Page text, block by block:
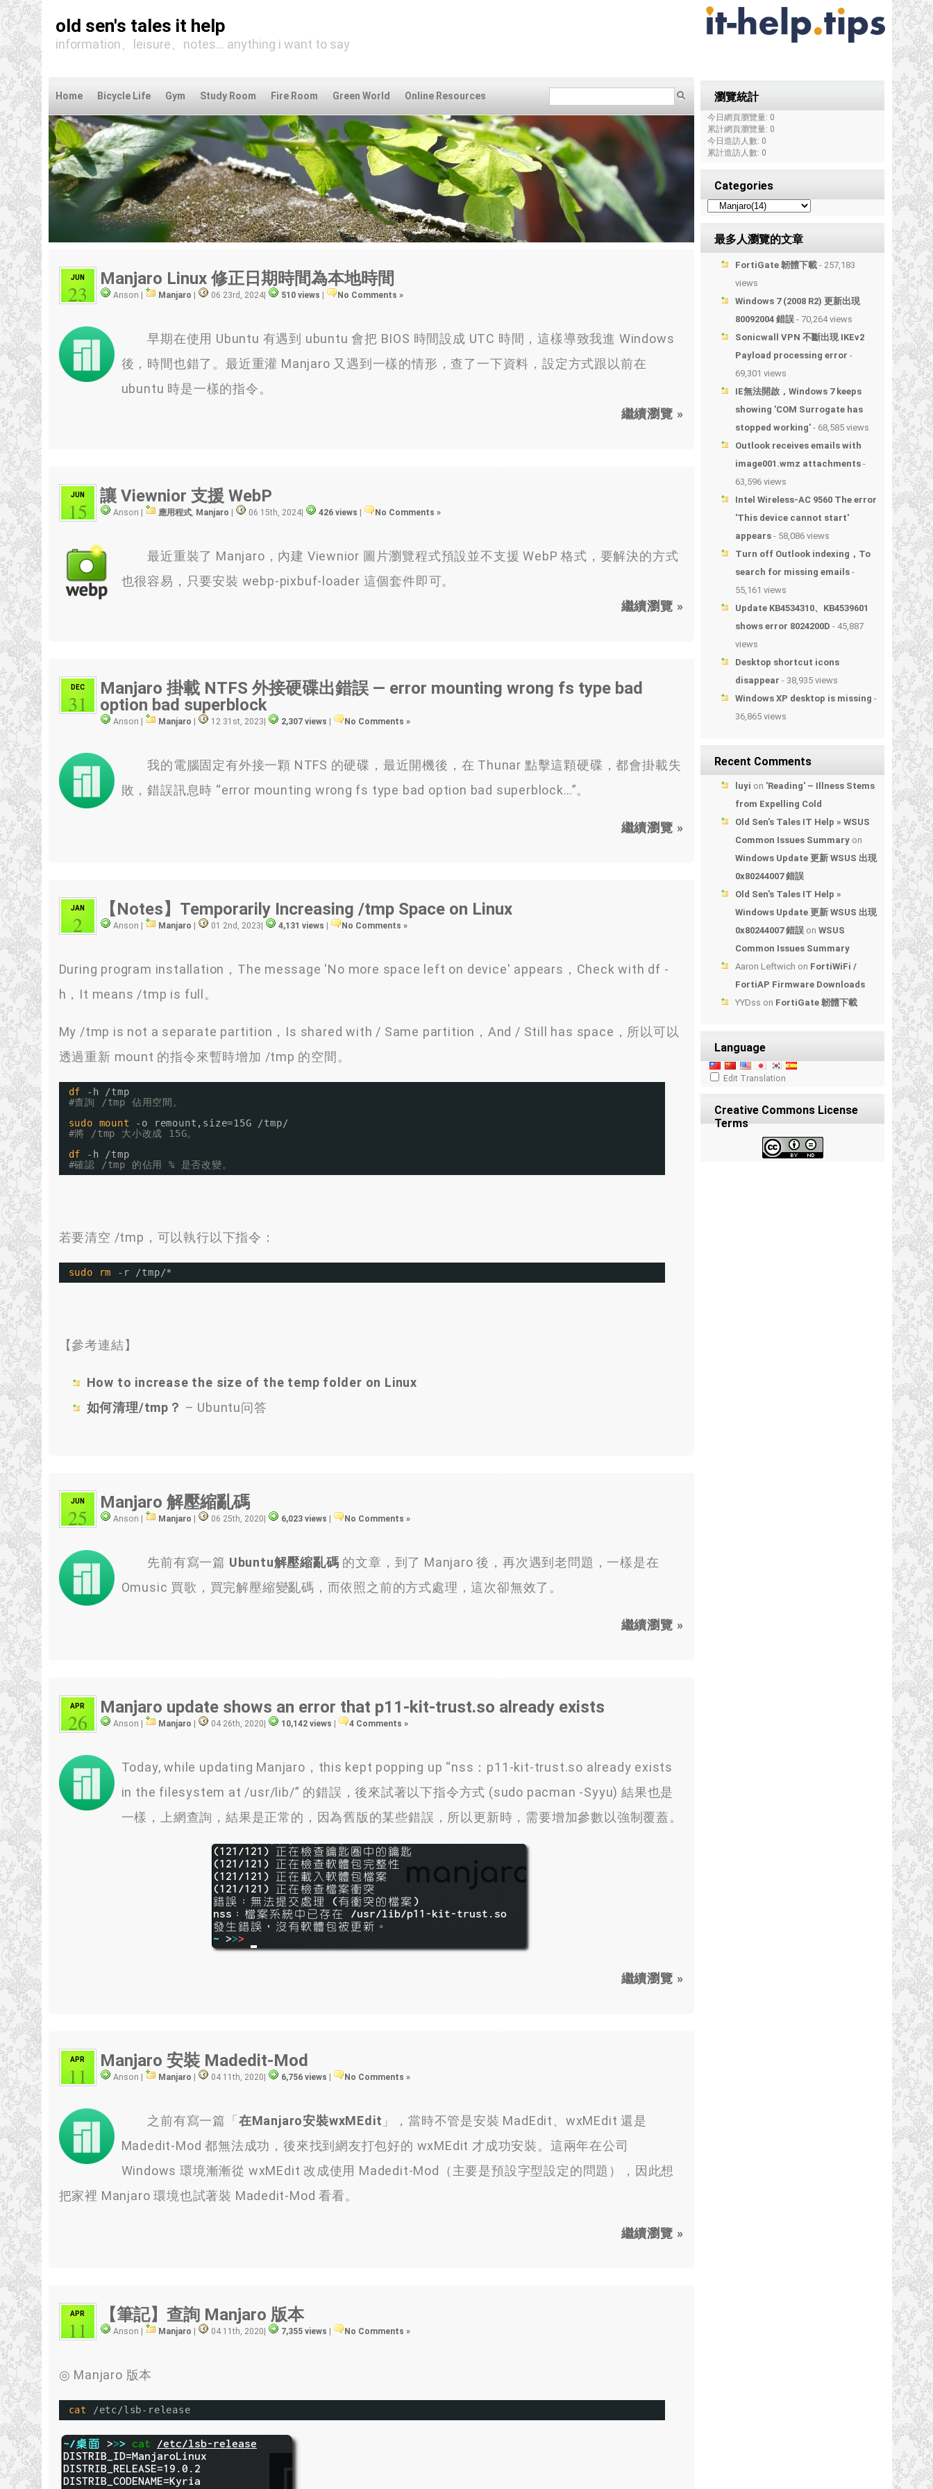
old sen's tales it help
information、leisure、notes... anything i want to say
Home Bicycle Life Gym Study Room Fire Room Green World Online Resources
JUN
23
Manjaro Linux 修正日期時間為本地時間
Anson | Manjaro 06 23rd, 2024| 510 views No Comments »
早期在使用 Ubuntu 有遇到 ubuntu 會把 BIOS 時間設成 UTC 時間，這樣導致我進 Windows
後，時間也錯了。最近重灌 Manjaro 又遇到一樣的情形，查了一下資料，設定方式跟以前在
ubuntu 時是一樣的指令。
繼續瀏覽 »
JUN
15
讓 Viewnior 支援 WebP
Anson | 應用程式, Manjaro | 06 15th, 2024| 426 views | No Comments »
最近重裝了 Manjaro，內建 Viewnior 圖片瀏覽程式預設並不支援 WebP 格式，要解決的方式
也很容易，只要安裝 webp-pixbuf-loader 這個套件即可。
繼續瀏覽 »
DEC
31
Manjaro 掛載 NTFS 外接硬碟出錯誤 — error mounting wrong fs type bad
option bad superblock
Anson | Manjaro | 12 31st, 2023| 2,307 views | No Comments »
我的電腦固定有外接一顆 NTFS 的硬碟，最近開機後，在 Thunar 點擊這顆硬碟，都會掛載失
敗，錯誤訊息時 “error mounting wrong fs type bad option bad superblock…”。
繼續瀏覽 »
JAN
2
【Notes】Temporarily Increasing /tmp Space on Linux
Anson | Manjaro 01 2nd, 2023 4,131 views No Comments »
During program installation，The message 'No more space left on device' appears，Check with df -
h，It means /tmp is full。
My /tmp is not a separate partition，Is shared with / Same partition，And / Still has space，所以可以
透過重新 mount 的指令來暫時增加 /tmp 的空間。
df -h /tmp
#查詢 /tmp 佔用空間。
sudo
mount -o remount,size=15G /tmp/
#將 /tmp 大小改成 15G。
df
-h /tmp
#確認 /tmp 的佔用 % 是否改變。
若要清空 /tmp，可以執行以下指令：
sudo rm -r /tmp/*
【參考連結】
How to increase the size of the temp folder on Linux
如何清理/tmp？ – Ubuntu问答
JUN
25
Manjaro 解壓縮亂碼
Anson | Manjaro 06 25th, 2020 6,023 views No Comments »
先前有寫一篇 Ubuntu解壓縮亂碼 的文章，到了 Manjaro 後，再次遇到老問題，一樣是在
Omusic 買歌，買完解壓縮變亂碼，而依照之前的方式處理，這次卻無效了。
繼續瀏覽 »
APR
26
Manjaro update shows an error that p11-kit-trust.so already exists
Anson | Manjaro | 04 26th, 2020| 10,142 views | 4 Comments »
Today, while updating Manjaro，this kept popping up “nss：p11-kit-trust.so already exists
in the filesystem at /usr/lib/” 的錯誤，後來試著以下指令方式 (sudo pacman -Syyu) 結果也是
一樣，上網查詢，結果是正常的，因為舊版的某些錯誤，所以更新時，需要增加參數以強制覆蓋。
繼續瀏覽 »
APR
11
Manjaro 安裝 Madedit-Mod
Anson | Manjaro | 04 11th, 2020| 6,756 views | No Comments »
之前有寫一篇「在Manjaro安裝wxMEdit 」，當時不管是安裝 MadEdit、wxMEdit 還是
Madedit-Mod 都無法成功，後來找到網友打包好的 wxMEdit 才成功安裝。這兩年在公司
Windows 環境漸漸從 wxMEdit 改成使用 Madedit-Mod（主要是預設字型設定的問題），因此想
把家裡 Manjaro 環境也試著裝 Madedit-Mod 看看。
繼續瀏覽 »
APR
11
【筆記】查詢 Manjaro 版本
Anson | Manjaro 04 11th, 2020 7,355 views No Comments »
◎ Manjaro 版本
cat /etc/lsb-release
瀏覽統計
今日網頁瀏覽量: 0
累計網頁瀏覽量: 0
今日造訪人數: 0
累計造訪人數: 0
Categories
最多人瀏覽的文章
FortiGate 韌體下載 - 257,183
views
Windows 7 (2008 R2) 更新出現
80092004 錯誤 - 70,264 views
Sonicwall VPN 不斷出現 IKEv2
Payload processing error -
69,301 views
IE無法開啟，Windows 7 keeps
showing 'COM Surrogate has
stopped working' - 68,585 views
Outlook receives emails with
image001.wmz attachments -
63,596 views
Intel Wireless-AC 9560 The error
'This device cannot start'
appears - 58,086 views
Turn off Outlook indexing，To
search for missing emails -
55,161 views
Update KB4534310、KB4539601
shows error 8024200D - 45,887
views
Desktop shortcut icons
disappear - 38,935 views
Windows XP desktop is missing -
36,865 views
Recent Comments
luyi on 'Reading' – Illness Stems
from Expelling Cold
Old Sen's Tales IT Help » WSUS
Common Issues Summary on
Windows Update 更新 WSUS 出現
0x80244007 錯誤
Old Sen's Tales IT Help »
Windows Update 更新 WSUS 出現
0x80244007 錯誤 on WSUS
Common Issues Summary
Aaron Leftwich on FortiWiFi /
FortiAP Firmware Downloads
YYDss on FortiGate 韌體下載
Language
Edit Translation
Creative Commons License
Terms